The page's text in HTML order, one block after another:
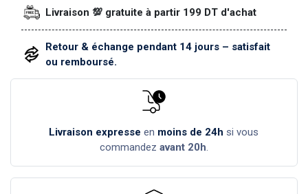
Livraison 💯 gratuite à partir 199 DT d'achat
Retour & échange pendant 14 jours – satisfait
ou remboursé.
Livraison expresse en moins de 24h si vous
commandez avant 20h.